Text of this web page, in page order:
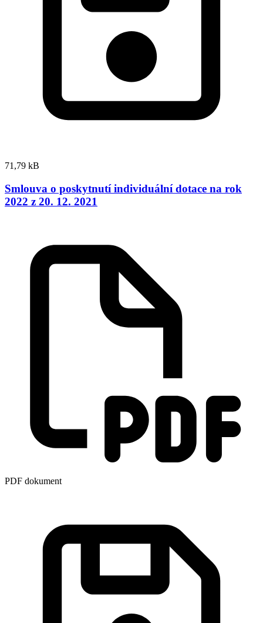
71,79 kB
Smlouva o poskytnutí individuální dotace na rok
2022 z 20. 12. 2021
PDF dokument